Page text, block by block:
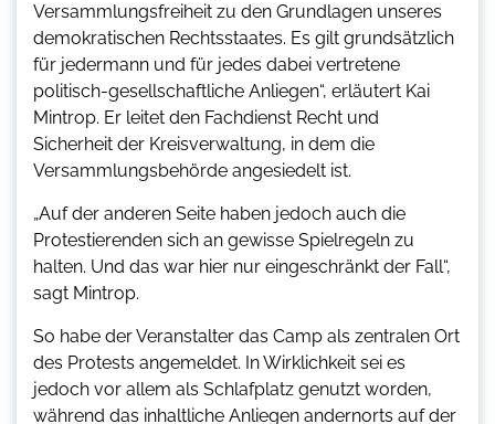
Versammlungsfreiheit zu den Grundlagen unseres
demokratischen Rechtsstaates. Es gilt grundsätzlich
für jedermann und für jedes dabei vertretene
politisch-gesellschaftliche Anliegen“, erläutert Kai
Mintrop. Er leitet den Fachdienst Recht und
Sicherheit der Kreisverwaltung, in dem die
Versammlungsbehörde angesiedelt ist.
„Auf der anderen Seite haben jedoch auch die
Protestierenden sich an gewisse Spielregeln zu
halten. Und das war hier nur eingeschränkt der Fall“,
sagt Mintrop.
So habe der Veranstalter das Camp als zentralen Ort
des Protests angemeldet. In Wirklichkeit sei es
jedoch vor allem als Schlafplatz genutzt worden,
während das inhaltliche Anliegen andernorts auf der